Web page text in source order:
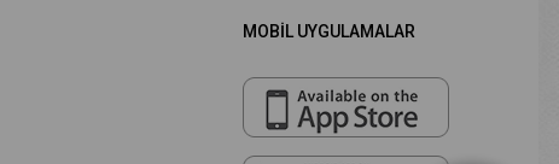
MOBİL UYGULAMALAR